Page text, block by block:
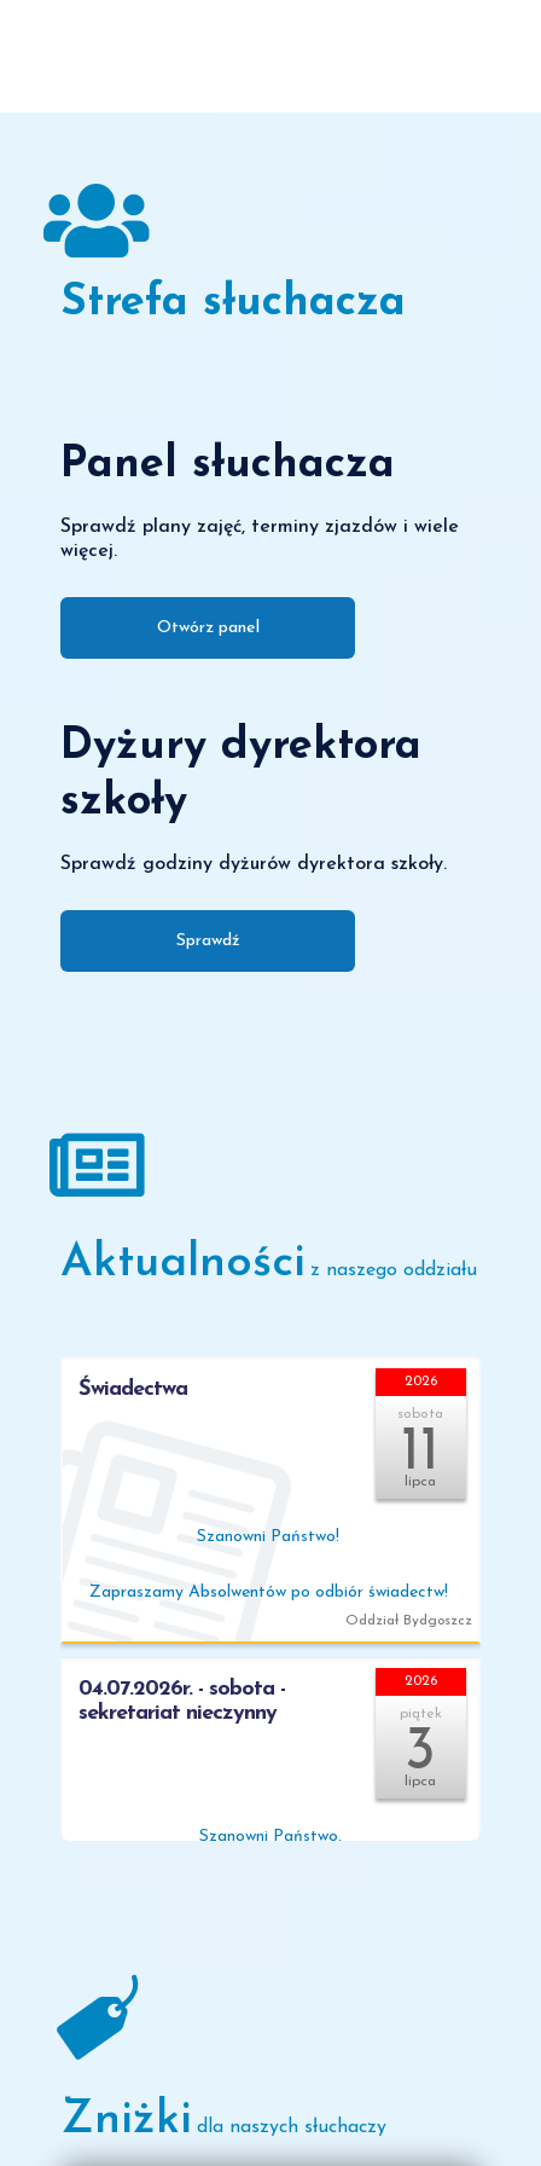
Strefa słuchacza
Panel słuchacza
Sprawdź plany zajęć, terminy zjazdów i wiele
więcej.
Otwórz panel
Dyżury dyrektora
szkoły
Sprawdź godziny dyżurów dyrektora szkoły.
Sprawdź
Aktualności z naszego oddziału
Świadectwa 2026
sobota
11
lipca
Szanowni Państwo!
Zapraszamy Absolwentów po odbiór świadectw!
Oddział Bydgoszcz
04.07.2026r. - sobota -
sekretariat nieczynny
2026
piątek
3
lipca
Szanowni Państwo,
Przepraszamy za utrudnienia, w sprawach pilnych
bydgoszcz@pascal.edu.pl, a wszystkie wiadomości
zostana potraktowane priorytetowo w poniedziałek 6
Zniżki dla naszych słuchaczy